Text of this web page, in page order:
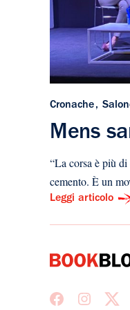
Cronache
Mens
“La corsa è più di
cemento. È un
Leggi articolo
Facebook